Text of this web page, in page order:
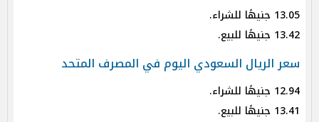
13.05 جنيهًا للشراء.
13.42 جنيهًا للبيع.
سعر الريال السعودي اليوم في المصرف المتحد
12.94 جنيهًا للشراء.
13.41 جنيهًا للبيع.